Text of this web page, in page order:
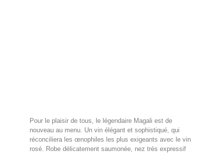
Pour le plaisir de tous, le légendaire Magali est de
nouveau au menu. Un vin élégant et sophistiqué, qui
réconciliera les œnophiles les plus exigeants avec le vin
rosé. Robe délicatement saumonée, nez très expressif